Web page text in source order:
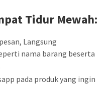
Tidur Mewah:
Langsung
nama barang beserta
pada produk yang ingin